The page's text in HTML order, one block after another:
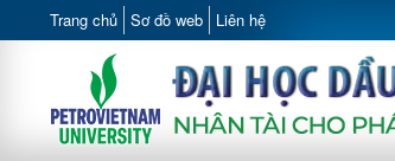
Trang chủ Sơ đồ web Liên hệ